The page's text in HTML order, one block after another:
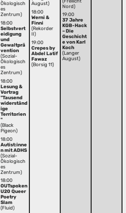
Ökologisch
es
Zentrum)
18:00
Selbstvert
eidigung
und
Gewaltprä
vention
(Sozial-
Ökologisch
es
Zentrum)
18:00
Lesung &
Vortrag
"Tausend
widerständ
ige
Territorien
"
(Black
Pigeon)
18:00
Autist:inne
n mit ADHS
(Sozial-
Ökologisch
es
Zentrum)
18:00
OUTspoken
U20 Queer
Poetry
Slam
(Fluid)
August)
18:00
Werni &
Finni
(Rekorder
II)
19:00
Crepes by
Abdel Latif
Fawaz
(Borsig 11)
Nord)
19:00
37 Jahre
KGB-Hack
– Die
Geschicht
e von Karl
Koch
(Langer
August)